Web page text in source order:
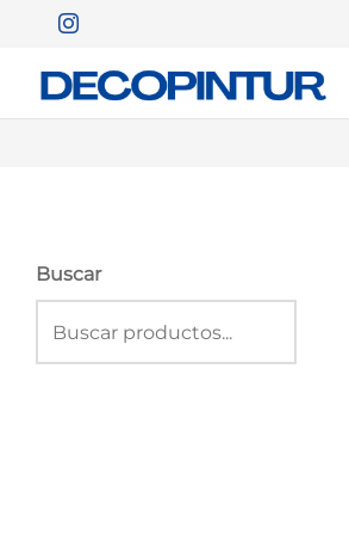
Buscar